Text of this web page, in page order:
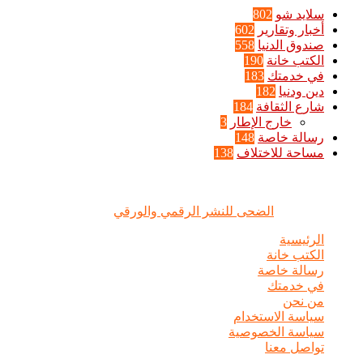
سلايد شو 802
أخبار وتقارير 602
صندوق الدنيا 558
الكتب خانة 190
في خدمتك 183
دين ودنيا 182
شارع الثقافة 184
خارج الإطار 3
رسالة خاصة 148
مساحة للاختلاف 138
الضحى للنشر الرقمي والورقي
الرئيسية
الكتب خانة
رسالة خاصة
في خدمتك
من نحن
سياسة الاستخدام
سياسة الخصوصية
تواصل معنا